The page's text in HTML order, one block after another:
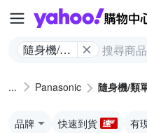
隨身機/類
Panasonic 隨身機/類
品牌 快速到貨 有